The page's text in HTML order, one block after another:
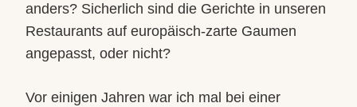
anders? Sicherlich sind die Gerichte in unseren
Restaurants auf europäisch-zarte Gaumen
angepasst, oder nicht?
Vor einigen Jahren war ich mal bei einer